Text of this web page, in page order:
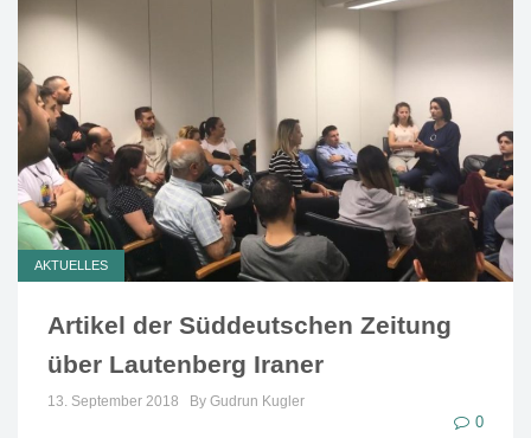
AKTUELLES
Artikel der Süddeutschen Zeitung
über Lautenberg Iraner
13. September 2018 By Gudrun Kugler
0